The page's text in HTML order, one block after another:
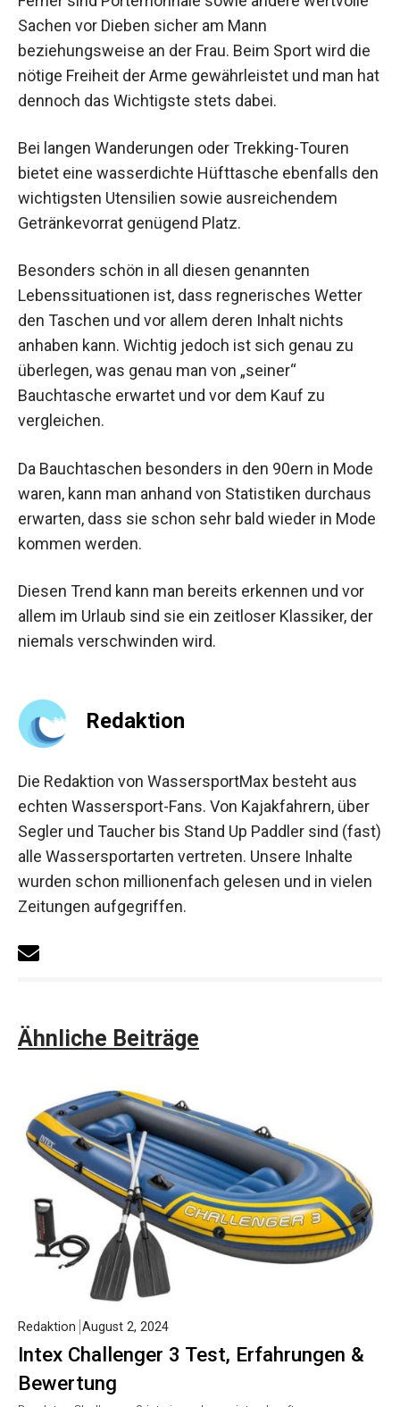
Sachen vor Dieben sicher am Mann
beziehungsweise an der Frau. Beim Sport wird die
nötige Freiheit der Arme gewährleistet und man hat
dennoch das Wichtigste stets dabei.
Bei langen Wanderungen oder Trekking-Touren
bietet eine wasserdichte Hüfttasche ebenfalls den
wichtigsten Utensilien sowie ausreichendem
Getränkevorrat genügend Platz.
Besonders schön in all diesen genannten
Lebenssituationen ist, dass regnerisches Wetter
den Taschen und vor allem deren Inhalt nichts
anhaben kann. Wichtig jedoch ist sich genau zu
überlegen, was genau man von „seiner“
Bauchtasche erwartet und vor dem Kauf zu
vergleichen.
Da Bauchtaschen besonders in den 90ern in Mode
waren, kann man anhand von Statistiken durchaus
erwarten, dass sie schon sehr bald wieder in Mode
kommen werden.
Diesen Trend kann man bereits erkennen und vor
allem im Urlaub sind sie ein zeitloser Klassiker, der
niemals verschwinden wird.
Redaktion
Die Redaktion von WassersportMax besteht aus
echten Wassersport-Fans. Von Kajakfahrern, über
Segler und Taucher bis Stand Up Paddler sind (fast)
alle Wassersportarten vertreten. Unsere Inhalte
wurden schon millionenfach gelesen und in vielen
Zeitungen aufgegriffen.
Ähnliche Beiträge
Intex Challenger 3 Test, Erfahrungen &
Bewertung
Redaktion August 2, 2024